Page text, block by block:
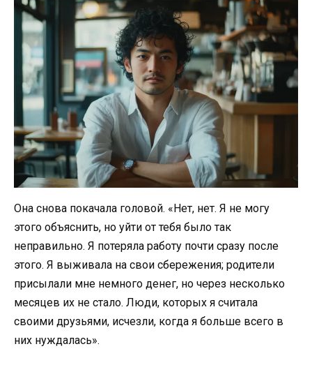
Она снова покачала головой. «Нет, нет. Я не могу
этого объяснить, но уйти от тебя было так
неправильно. Я потеряла работу почти сразу после
этого. Я выживала на свои сбережения; родители
присылали мне немного денег, но через несколько
месяцев их не стало. Люди, которых я считала
своими друзьями, исчезли, когда я больше всего в
них нуждалась».